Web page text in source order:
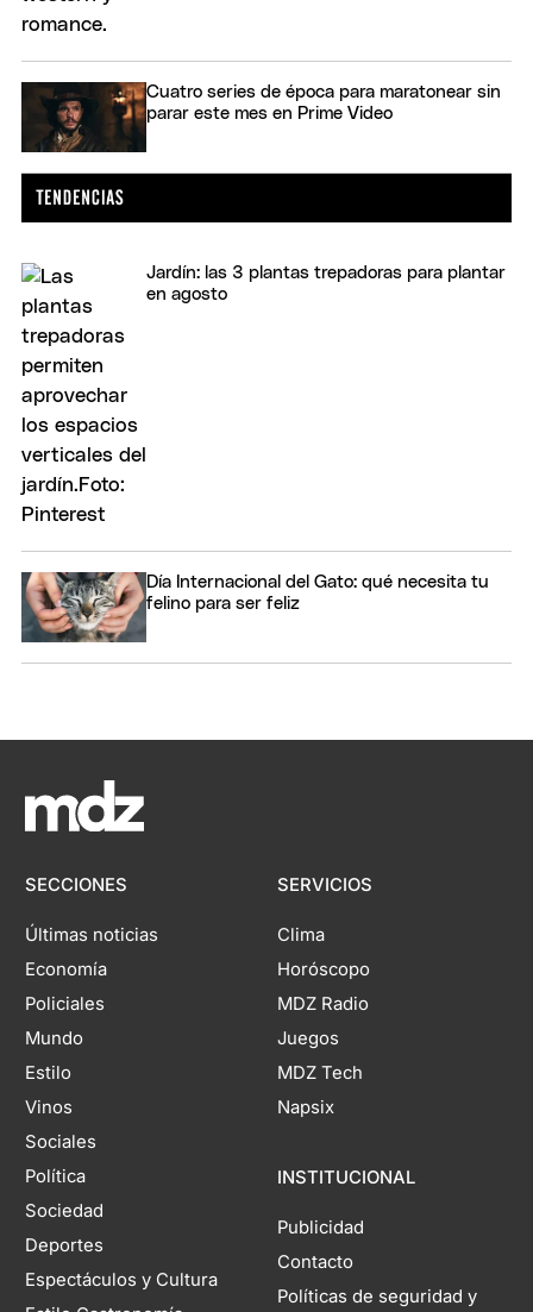
Cuatro series de época para maratonear sin
parar este mes en Prime Video
Jardín: las 3 plantas trepadoras para plantar
en agosto
Día Internacional del Gato: qué necesita tu
felino para ser feliz
SECCIONES
Últimas noticias
Economía
Policiales
Mundo
Estilo
Vinos
Sociales
Política
Sociedad
Deportes
Espectáculos y Cultura
SERVICIOS
Clima
Horóscopo
MDZ Radio
Juegos
MDZ Tech
Napsix
INSTITUCIONAL
Publicidad
Contacto
Políticas de seguridad y